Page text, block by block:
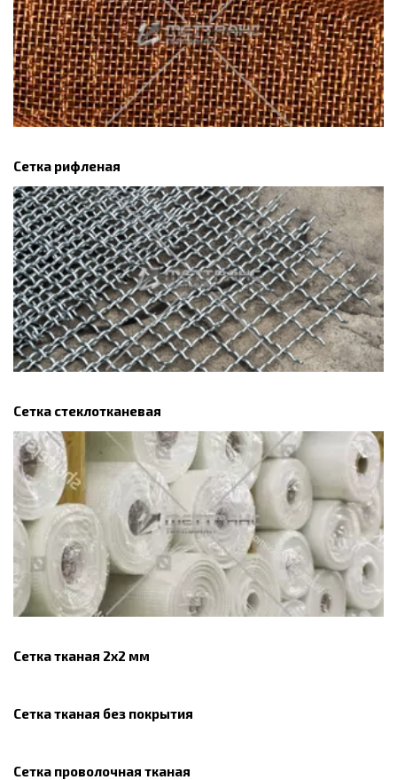
Сетка рифленая
Сетка стеклотканевая
Сетка тканая 2х2 мм
Сетка тканая без покрытия
Сетка проволочная тканая